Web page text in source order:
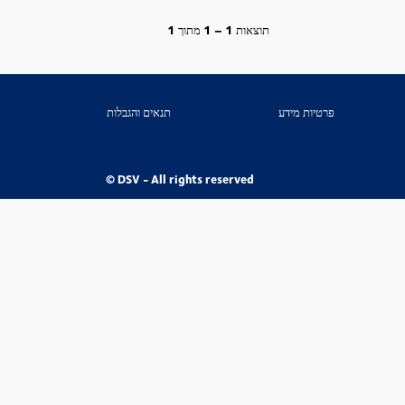
תוצאות 1 – 1 מתוך 1
תנאים והגבלות פרטיות מידע
© DSV - All rights reserved